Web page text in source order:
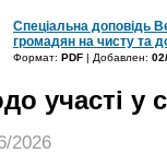
Спеціальна доповідь
громадян на чисту та
Формат: PDF | Добавлен:
участі у
2026